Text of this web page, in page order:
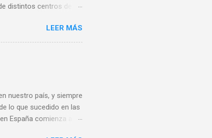
distintos centros de
y Oviedo, donde
centros escolares
también en el
de educación
sirvió también de
LEER MÁS
nuestro país, y siempre
lo que sucedido en las
España comienza al